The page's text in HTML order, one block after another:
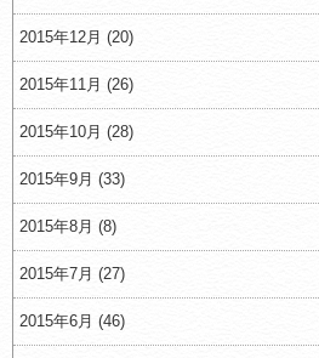
2015年12月 (20)
2015年11月 (26)
2015年10月 (28)
2015年9月 (33)
2015年8月 (8)
2015年7月 (27)
2015年6月 (46)